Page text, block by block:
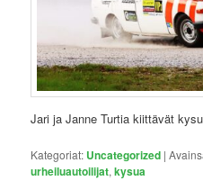
Jari ja Janne Turtia kiittävät
Kategoriat: Uncategorized |
urheiluautoilijat,kysua